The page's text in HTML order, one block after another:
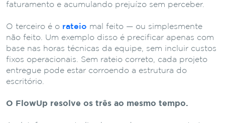
faturamento e acumulando prejuízo sem perceber.
O terceiro é o rateio mal feito — ou simplesmente
não feito. Um exemplo disso é precificar apenas com
base nas horas técnicas da equipe, sem incluir custos
fixos operacionais. Sem rateio correto, cada projeto
entregue pode estar corroendo a estrutura do
escritório.
O FlowUp resolve os três ao mesmo tempo.